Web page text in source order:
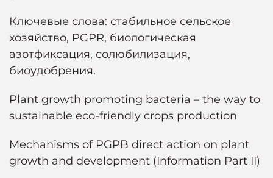
Ключевые слова: стабильное сельское
хозяйство, PGPR, биологическая
азотфиксация, солюбилизация,
биоудобрения.
Plant growth promoting bacteria – the way to
sustainable eco-friendly crops production
Mechanisms of PGPB direct action on plant
growth and development (Information Part II)